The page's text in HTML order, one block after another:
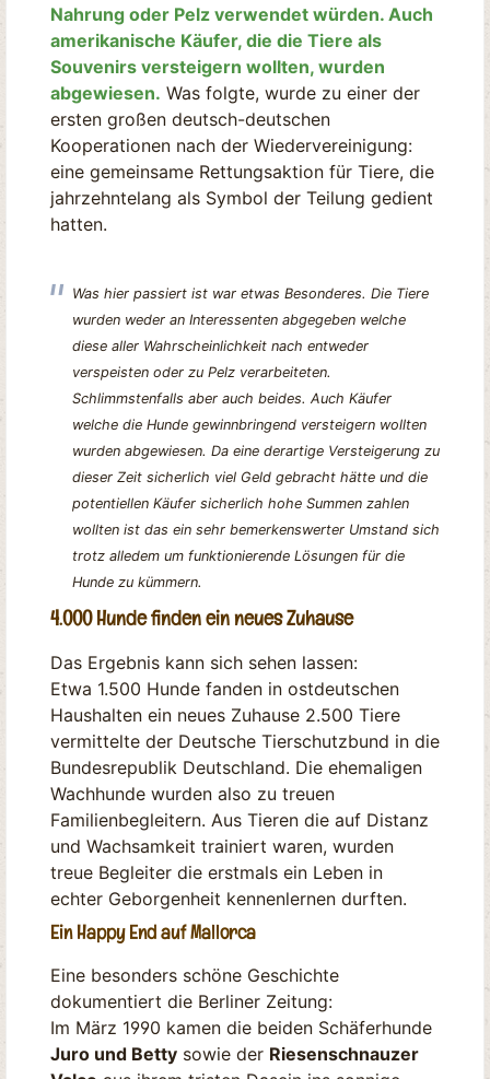
Nahrung oder Pelz verwendet würden. Auch
amerikanische Käufer, die die Tiere als
Souvenirs versteigern wollten, wurden
abgewiesen. Was folgte, wurde zu einer der
ersten großen deutsch-deutschen
Kooperationen nach der Wiedervereinigung:
eine gemeinsame Rettungsaktion für Tiere, die
jahrzehntelang als Symbol der Teilung gedient
hatten.
Was hier passiert ist war etwas Besonderes. Die Tiere
wurden weder an Interessenten abgegeben welche
diese aller Wahrscheinlichkeit nach entweder
verspeisten oder zu Pelz verarbeiteten.
Schlimmstenfalls aber auch beides. Auch Käufer
welche die Hunde gewinnbringend versteigern wollten
wurden abgewiesen. Da eine derartige Versteigerung zu
dieser Zeit sicherlich viel Geld gebracht hätte und die
potentiellen Käufer sicherlich hohe Summen zahlen
wollten ist das ein sehr bemerkenswerter Umstand sich
trotz alledem um funktionierende Lösungen für die
Hunde zu kümmern.
4.000 Hunde finden ein neues Zuhause
Das Ergebnis kann sich sehen lassen:
Etwa 1.500 Hunde fanden in ostdeutschen
Haushalten ein neues Zuhause 2.500 Tiere
vermittelte der Deutsche Tierschutzbund in die
Bundesrepublik Deutschland. Die ehemaligen
Wachhunde wurden also zu treuen
Familienbegleitern. Aus Tieren die auf Distanz
und Wachsamkeit trainiert waren, wurden
treue Begleiter die erstmals ein Leben in
echter Geborgenheit kennenlernen durften.
Ein Happy End auf Mallorca
Eine besonders schöne Geschichte
dokumentiert die Berliner Zeitung:
Im März 1990 kamen die beiden Schäferhunde
Juro und Betty sowie der Riesenschnauzer